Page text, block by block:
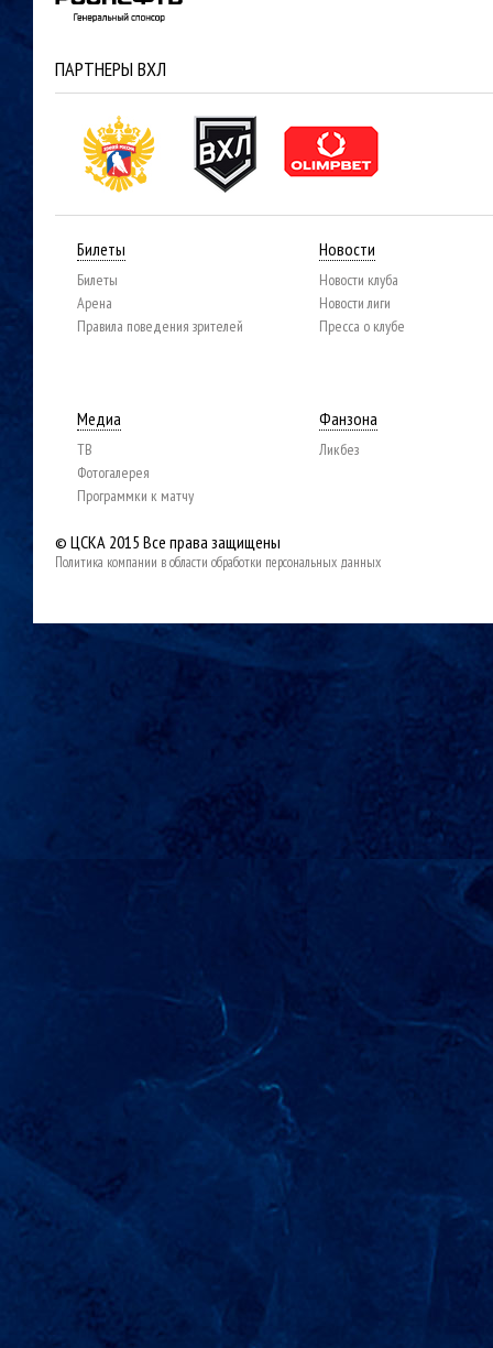
ПАРТНЕРЫ ВХЛ
Билеты
Билеты
Арена
Правила поведения зрителей
Новости
Новости клуба
Новости лиги
Пресса о клубе
Медиа
ТВ
Фотогалерея
Программки к матчу
Фанзона
Ликбез
© ЦСКА 2015 Все права защищены
Политика компании в области обработки персональных данных